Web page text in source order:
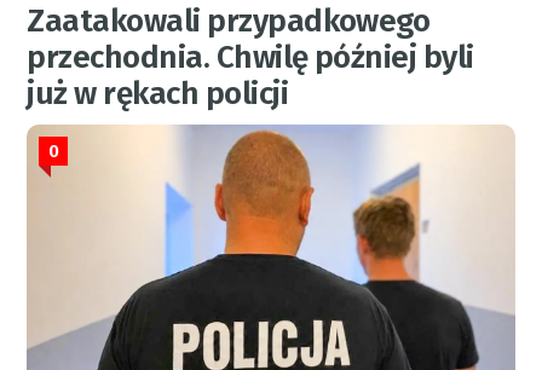
Zaatakowali przypadkowego
przechodnia. Chwilę później byli
już w rękach policji
0